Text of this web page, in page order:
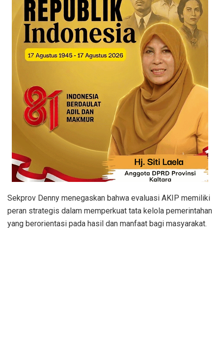
Sekprov Denny menegaskan bahwa evaluasi AKIP memiliki
peran strategis dalam memperkuat tata kelola pemerintahan
yang berorientasi pada hasil dan manfaat bagi masyarakat.